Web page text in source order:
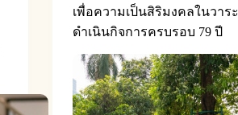
เพื่อความเป็นสิริมงคลในวาระ
ดำเนินกิจการครบรอบ 79 ปี